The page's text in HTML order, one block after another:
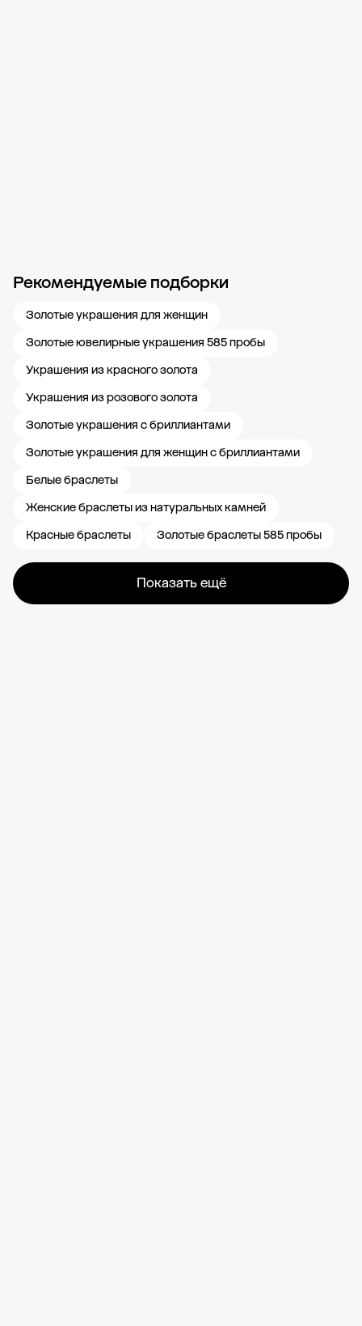
Рекомендуемые подборки
Золотые украшения для женщин
Золотые ювелирные украшения 585 пробы
Украшения из красного золота
Украшения из розового золота
Золотые украшения с бриллиантами
Золотые украшения для женщин с бриллиантами
Белые браслеты
Женские браслеты из натуральных камней
Красные браслеты
Золотые браслеты 585 пробы
Показать ещё
Новости компании Журнал ЗОЛОТОЙ Блог